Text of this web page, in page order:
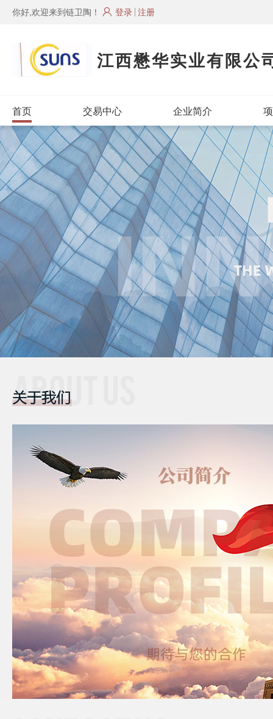
你好,欢迎来到链卫陶！ 登录 注册
江西懋华实业有限公
首页 交易中心 企业简介